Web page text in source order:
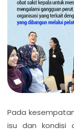
Pada
isu dan kondisi